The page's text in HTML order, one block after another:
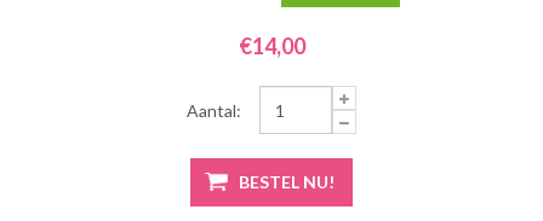
€14,00
Aantal: